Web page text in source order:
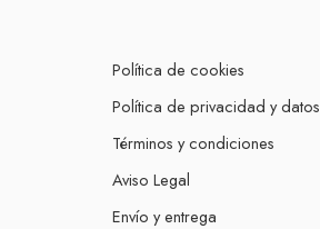
Política de cookies
Política de privacidad y datos
Términos y condiciones
Aviso Legal
Envío y entrega